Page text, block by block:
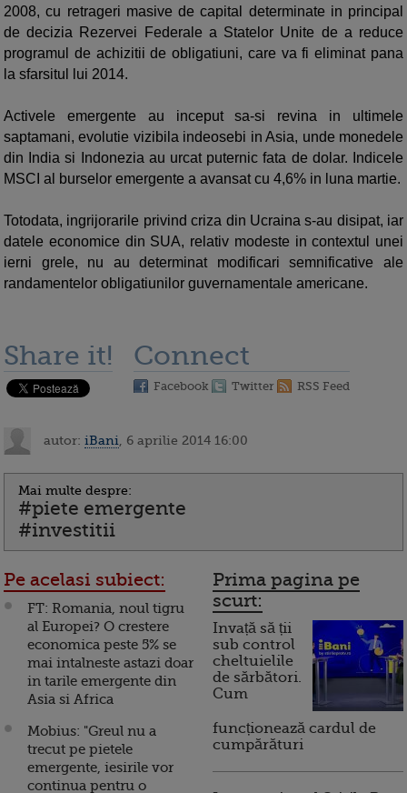
2008, cu retrageri masive de capital determinate in principal
de decizia Rezervei Federale a Statelor Unite de a reduce
programul de achizitii de obligatiuni, care va fi eliminat pana
la sfarsitul lui 2014.
Activele emergente au inceput sa-si revina in ultimele
saptamani, evolutie vizibila indeosebi in Asia, unde monedele
din India si Indonezia au urcat puternic fata de dolar. Indicele
MSCI al burselor emergente a avansat cu 4,6% in luna martie.
Totodata, ingrijorarile privind criza din Ucraina s-au disipat, iar
datele economice din SUA, relativ modeste in contextul unei
ierni grele, nu au determinat modificari semnificative ale
randamentelor obligatiunilor guvernamentale americane.
Share it! Connect
Facebook Twitter RSS Feed
autor: iBani , 6 aprilie 2014 16:00
Mai multe despre:
#piete emergente
#investitii
Pe acelasi subiect:
FT: Romania, noul tigru
al Europei? O crestere
economica peste 5% se
mai intalneste astazi doar
in tarile emergente din
Asia si Africa
Mobius: "Greul nu a
trecut pe pietele
emergente, iesirile vor
continua pentru o
Prima pagina pe
scurt:
Invață să ții
sub control
cheltuielile
de sărbători.
Cum
funcționează cardul de
cumpărături